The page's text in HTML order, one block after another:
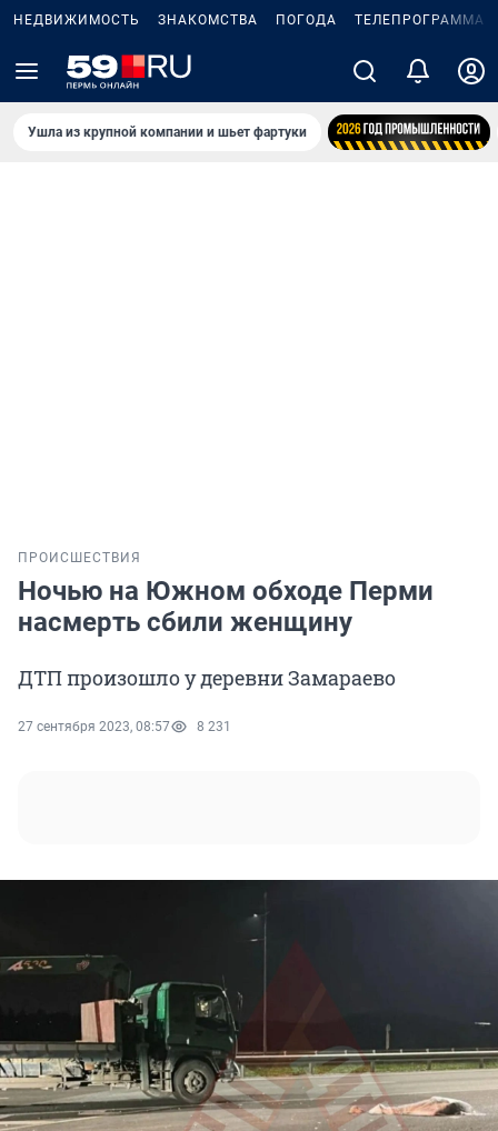
НЕДВИЖИМОСТЬ ЗНАКОМСТВА ПОГОДА ТЕЛЕПРОГРАММА
Ушла из крупной компании и шьет фартуки
ПРОИСШЕСТВИЯ
Ночью на Южном обходе Перми
насмерть сбили женщину
ДТП произошло у деревни Замараево
27 сентября 2023, 08:57 8 231